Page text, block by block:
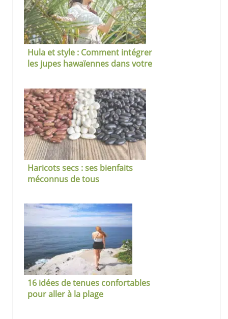
Hula et style : Comment intégrer
les jupes hawaïennes dans votre
Haricots secs : ses bienfaits
méconnus de tous
16 idées de tenues confortables
pour aller à la plage